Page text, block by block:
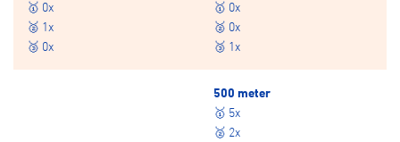
🥇 0x
🥈 1x
🥉 0x
🥇 0x
🥈 0x
🥉 1x
500 meter
🥇 5x
🥈 2x